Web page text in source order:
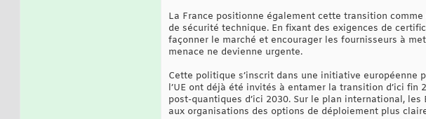
La France positionne également cette transition
de sécurité technique. En fixant des exigences de
façonner le marché et encourager les fournisseurs à
menace ne devienne urgente.
Cette politique s’inscrit dans une initiative européenne
l’UE ont déjà été invités à entamer la transition d’ici
post-quantiques d’ici 2030. Sur le plan international,
aux organisations des options de déploiement plus